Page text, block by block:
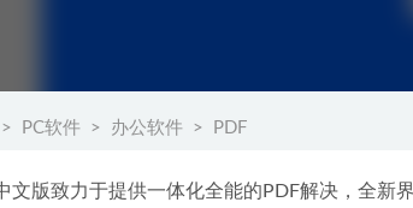
PC软件 办公软件 PDF
文版致力于提供一体化全能的PDF解决，全新
02-12